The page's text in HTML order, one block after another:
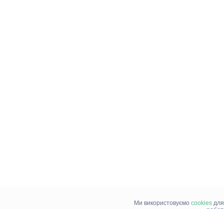
Ми використовуємо cookies